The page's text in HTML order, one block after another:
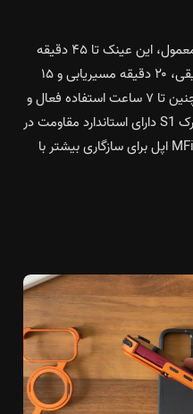
طبق اعلام علی‌بابا، در حالت استفاده معمول، این عینک تا ۴۵ دقیقه
تماس صوتی، ۲.۵ ساعت پخش موسیقی، ۲۰ دقیقه مسیریابی و ۱۵
ویدئوی کوتاه را پشتیبانی می‌کند. همچنین تا ۷ ساعت استفاده‌ فعال و
۲۵ ساعت آماده‌به‌کار دوام می‌آورد. کوارک S1 دارای استاندارد مقاومت در
برابر پاشش آب IPX4 بوده و از گواهی MFi اپل برای سازگاری بیشتر با